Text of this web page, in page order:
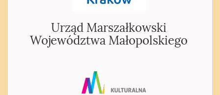
Urząd Marszałkowski
Województwa Małopolskiego